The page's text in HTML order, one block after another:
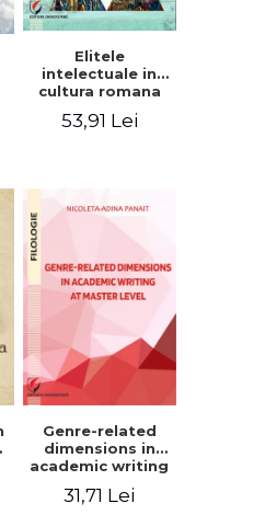
Elitele
intelectuale in
cultura romana
53,91 Lei
Genre-related
dimensions in
academic writing
Nicoleta-Adina
31,71 Lei